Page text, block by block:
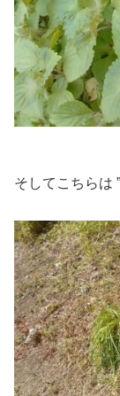
そしてこちらは